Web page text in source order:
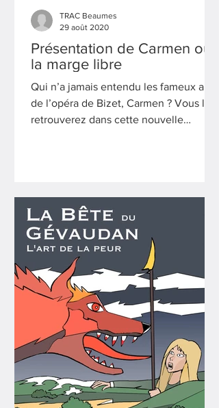
Présentation de Carmen ou
la marge libre
Qui n’a jamais entendu les fameux airs
de l’opéra de Bizet, Carmen ? Vous les
retrouverez dans cette nouvelle
TRAC Beaumes
29 août 2020